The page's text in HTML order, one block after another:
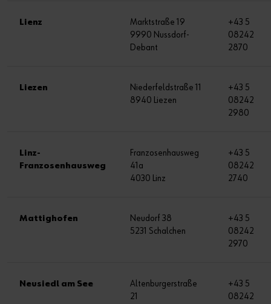
Lienz
Marktstraße 19
9990 Nussdorf-
Debant
+43 5
08242
2870
Liezen
Niederfeldstraße 11
8940 Liezen
+43 5
08242
2980
Linz-
Franzosenhausweg
Franzosenhausweg
41a
4030 Linz
+43 5
08242
2740
Mattighofen
Neudorf 38
5231 Schalchen
+43 5
08242
2970
Neusiedl am See
Altenburgerstraße
21
+43 5
08242